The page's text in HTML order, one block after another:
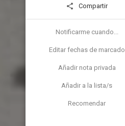
Compartir
Notificarme cuando...
Editar fechas de marcado
Añadir nota privada
Añadir a la lista/s
Recomendar